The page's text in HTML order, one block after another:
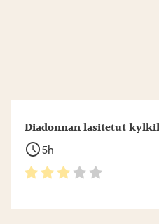
Diadonnan lasitetut
schedule5h